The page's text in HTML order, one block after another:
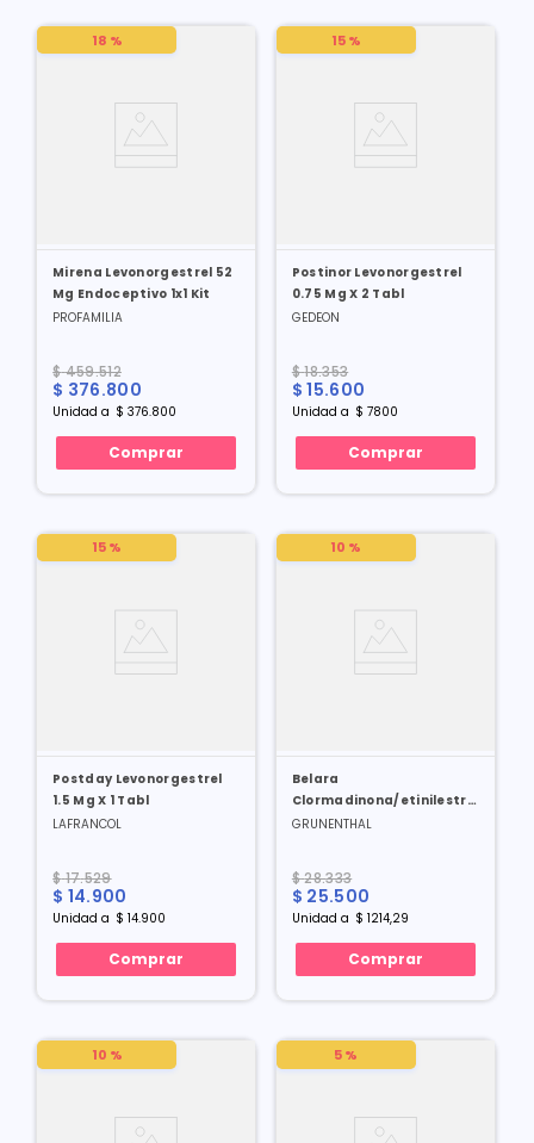
Mirena Levonorgestrel 52
Mg Endoceptivo 1x1 Kit
PROFAMILIA
$ 459.512
$ 376.800
Unidad a $ 376.800
18 %
Comprar
Postinor Levonorgestrel
0.75 Mg X 2 Tabl
GEDEON
$ 18.353
$ 15.600
Unidad a $ 7800
15 %
Comprar
Postday Levonorgestrel
1.5 Mg X 1 Tabl
LAFRANCOL
$ 17.529
$ 14.900
Unidad a $ 14.900
15 %
Comprar
Belara
Clormadinona/etinilestradiol
2/0.03 Mg X 21 Tabl
GRUNENTHAL
$ 28.333
$ 25.500
Unidad a $ 1214,29
10 %
Comprar
10 % 5 %